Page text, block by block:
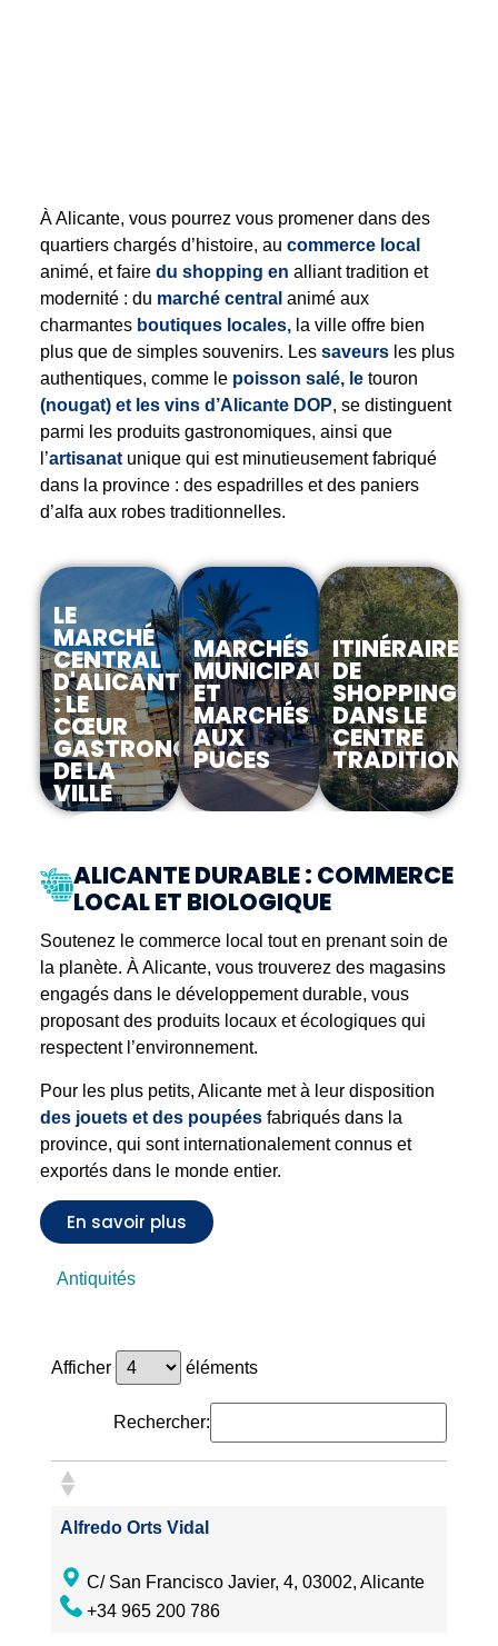
À Alicante, vous pourrez vous promener dans des
quartiers chargés d’histoire, au commerce local
animé, et faire du shopping en alliant tradition et
modernité : du marché central animé aux
charmantesboutiques locales,la ville offre bien
plus que de simples souvenirs. Lessaveurs les plus
authentiques, comme lepoisson salé, le touron
(nougat) et les vins d’Alicante DOP, se distinguent
parmi les produits gastronomiques, ainsi que
l’artisanatunique qui est minutieusement fabriqué
dans la province : des espadrilles et des paniers
d’alfa aux robes traditionnelles.
LE
MARCHÉ
CENTRAL
D'ALICANTE
: LE
CŒUR
GASTRONOMIQUE
DE LA
VILLE
central
d'Alicante :
le cœur
de la ville
En
savoir
plus
MARCHÉS
MUNICIPAUX
ET
MARCHÉS
AUX
PUCES
municipaux
et
marchés
En
savoir
plus
ITINÉRAIRES
DE
SHOPPING
DANS LE
CENTRE
de
shopping
traditionnel
En
savoir
plus
ALICANTE DURABLE : COMMERCE
LOCAL ET BIOLOGIQUE
Soutenez le commerce local tout en prenant soin de
la planète. À Alicante, vous trouverez des magasins
engagés dans le développement durable, vous
proposant des produits locaux et écologiques qui
respectent l’environnement.
Pour les plus petits, Alicante met à leur disposition
des jouets et des poupéesfabriqués dans la
province, qui sont internationalement connus et
exportés dans le monde entier.
En savoir plus
Antiquités
Afficher éléments
Rechercher:
Alfredo Orts Vidal
C/ San Francisco Javier, 4, 03002, Alicante
+34 965 200 786